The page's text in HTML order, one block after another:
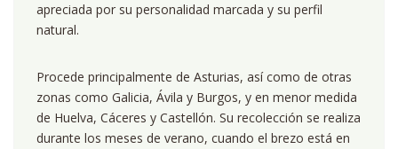
apreciada por su personalidad marcada y su perfil
natural.
Procede principalmente de Asturias, así como de otras
zonas como Galicia, Ávila y Burgos, y en menor medida
de Huelva, Cáceres y Castellón. Su recolección se realiza
durante los meses de verano, cuando el brezo está en